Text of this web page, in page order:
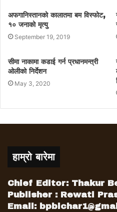
अफगानिस्तानको कालातमा बम विस्फोट,
१० जनाको मृत्यु
September 19, 2019
सीमा नाकामा कडाई गर्न प्रधानमन्त्री
ओलीको निर्देशन
May 3, 2020
हाम्रो बारेमा
Chief Editor: Thakur
Publisher : Rewati
Email: